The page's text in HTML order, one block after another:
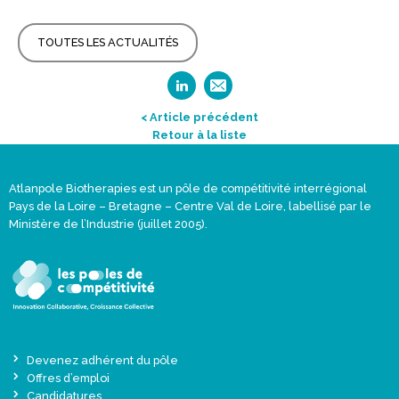
TOUTES LES ACTUALITÉS
< Article précédent
Retour à la liste
Atlanpole Biotherapies est un pôle de compétitivité interrégional
Pays de la Loire – Bretagne – Centre Val de Loire, labellisé par le
Ministère de l’Industrie (juillet 2005).
Devenez adhérent du pôle
Offres d’emploi
Candidatures